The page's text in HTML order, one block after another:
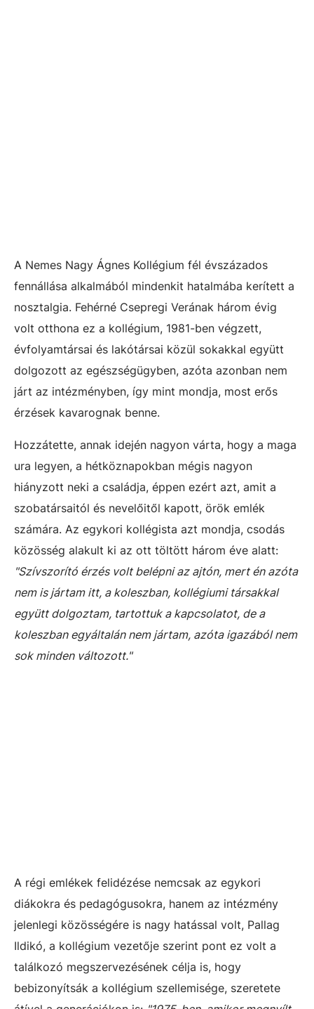
A Nemes Nagy Ágnes Kollégium fél évszázados
fennállása alkalmából mindenkit hatalmába kerített a
nosztalgia. Fehérné Csepregi Verának három évig
volt otthona ez a kollégium, 1981-ben végzett,
évfolyamtársai és lakótársai közül sokakkal együtt
dolgozott az egészségügyben, azóta azonban nem
járt az intézményben, így mint mondja, most erős
érzések kavarognak benne.
Hozzátette, annak idején nagyon várta, hogy a maga
ura legyen, a hétköznapokban mégis nagyon
hiányzott neki a családja, éppen ezért azt, amit a
szobatársaitól és nevelőitől kapott, örök emlék
számára. Az egykori kollégista azt mondja, csodás
közösség alakult ki az ott töltött három éve alatt:
"Szívszorító érzés volt belépni az ajtón, mert én azóta
nem is jártam itt, a koleszban, kollégiumi társakkal
együtt dolgoztam, tartottuk a kapcsolatot, de a
koleszban egyáltalán nem jártam, azóta igazából nem
sok minden változott."
A régi emlékek felidézése nemcsak az egykori
diákokra és pedagógusokra, hanem az intézmény
jelenlegi közösségére is nagy hatással volt, Pallag
Ildikó, a kollégium vezetője szerint pont ez volt a
találkozó megszervezésének célja is, hogy
bebizonyítsák a kollégium szellemisége, szeretete